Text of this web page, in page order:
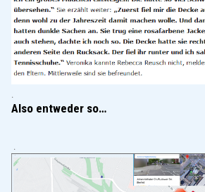
.
Also entweder so…
.